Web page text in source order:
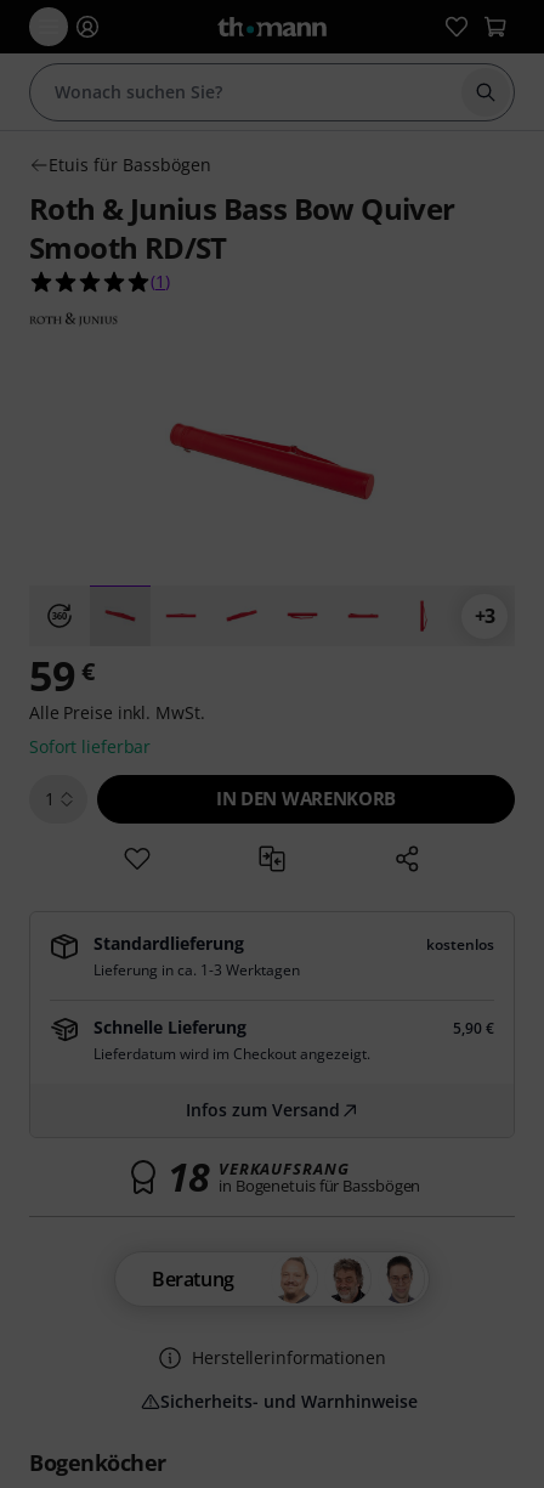
Suche
Etuis für Bassbögen
Roth & Junius Bass Bow Quiver
Smooth RD/ST
5.0 von 5 Sternen aus 1 Kundenbewertungen
(1 )
+3
Bogenköcher
59 €
Alle Preise inkl. MwSt.
Sofort lieferbar
1 IN DEN WARENKORB
Standardlieferung
kostenlos
Lieferung in ca. 1-3 Werktagen
Schnelle Lieferung
5,90 €
Lieferdatum wird im Checkout angezeigt.
Infos zum Versand
18 VERKAUFSRANG
in Bogenetuis für Bassbögen
Beratung
Herstellerinformationen
Sicherheits- und Warnhinweise